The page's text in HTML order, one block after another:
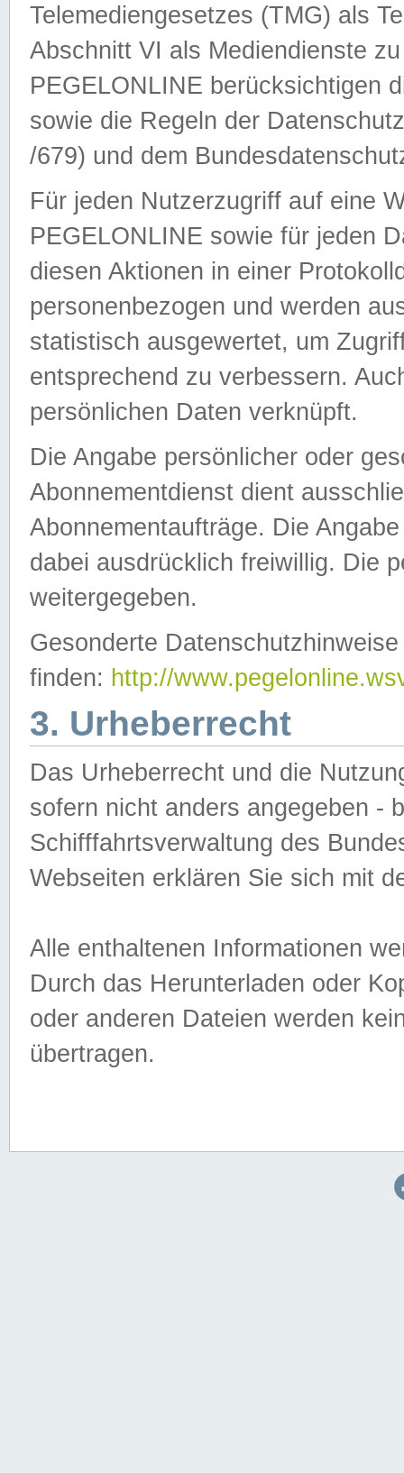
Telemediengesetzes (TMG) als
Abschnitt VI als Mediendienste
PEGELONLINE berücksichtigen
sowie die Regeln der
/679) und dem
Für jeden Nutzerzugriff auf eine
PEGELONLINE sowie für jeden
diesen Aktionen in einer
personenbezogen und werden
statistisch ausgewertet, um
entsprechend zu verbessern.
persönlichen Daten verknüpft.
Die Angabe persönlicher oder
Abonnementdienst dient
Abonnementaufträge. Die
dabei ausdrücklich freiwillig. Die
weitergegeben.
Gesonderte
finden: http://
3. Urheberrecht
Das Urheberrecht und die
sofern nicht anders angegeben -
Schifffahrtsverwaltung des
Webseiten erklären Sie sich mit
Alle enthaltenen Informationen
Durch das Herunterladen oder
oder anderen Dateien werden
übertragen.